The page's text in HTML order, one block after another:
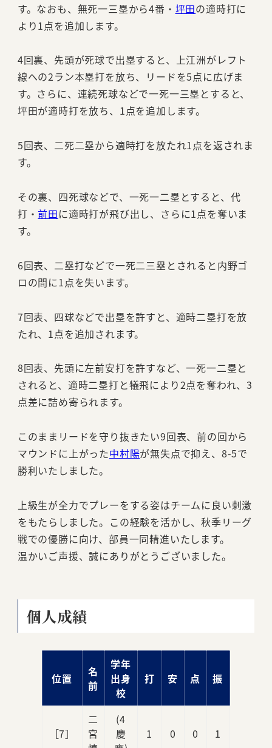
す。なおも、無死一三塁から4番・ 坪田の適時打に
より1点を追加します。
4回裏、先頭が死球で出塁すると、上江洲がレフト
線への2ラン本塁打を放ち、リードを5点に広げま
す。さらに、連続死球などで一死一三塁とすると、
坪田が適時打を放ち、1点を追加します。
5回表、二死二塁から適時打を放たれ1点を返されま
す。
その裏、四死球などで、一死一二塁とすると、代
打・ 前田に適時打が飛び出し、さらに1点を奪いま
す。
6回表、二塁打などで一死二三塁とされると内野ゴ
ロの間に1点を失います。
7回表、四球などで出塁を許すと、適時二塁打を放
たれ、1点を追加されます。
8回表、先頭に左前安打を許すなど、一死一二塁と
されると、適時二塁打と犠飛により2点を奪われ、3
点差に詰め寄られます。
このままリードを守り抜きたい9回表、前の回から
マウンドに上がった中村陽が無失点で抑え、8-5で
勝利いたしました。
上級生が全力でプレーをする姿はチームに良い刺激
をもたらしました。この経験を活かし、秋季リーグ
戦での優勝に向け、部員一同精進いたします。
温かいご声援、誠にありがとうございました。
個人成績
位置
名
前
学年
出身
校
打 安 点 振
［7］
二
宮
(4
慶
1 0 0 1